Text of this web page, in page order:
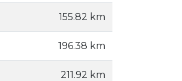
155.82 km
196.38 km
211.92 km